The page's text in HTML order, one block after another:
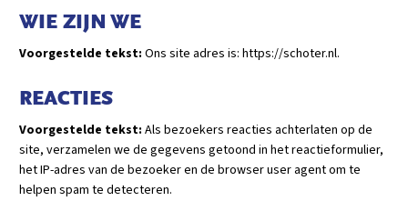
WIE ZIJN WE
Voorgestelde tekst:Ons site adres is: https://schoter.nl.
REACTIES
Voorgestelde tekst:Als bezoekers reacties achterlaten op de
site, verzamelen we de gegevens getoond in het reactieformulier,
het IP-adres van de bezoeker en de browser user agent om te
helpen spam te detecteren.